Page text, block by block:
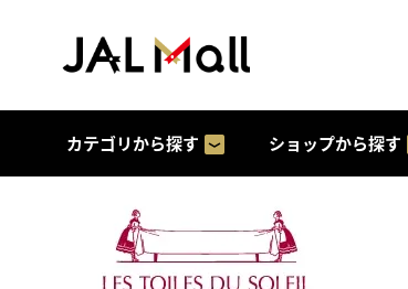
カテゴリから探す ショップから探す